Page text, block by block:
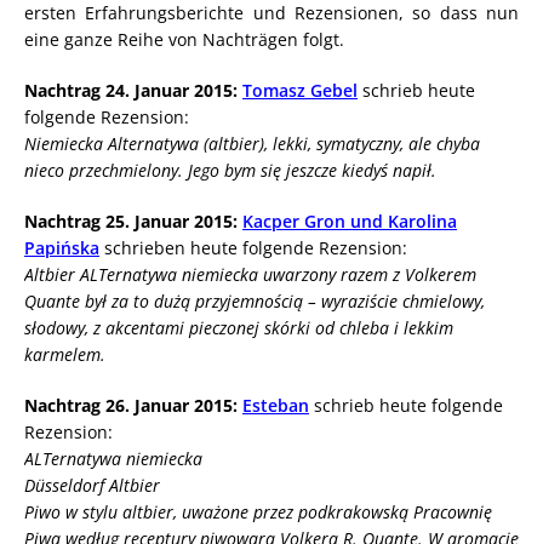
ersten Erfahrungsberichte und Rezensionen, so dass nun
eine ganze Reihe von Nachträgen folgt.
Nachtrag 24. Januar 2015: Tomasz Gebel schrieb heute
folgende Rezension:
Niemiecka Alternatywa (altbier), lekki, symatyczny, ale chyba
nieco przechmielony. Jego bym się jeszcze kiedyś napił.
Nachtrag 25. Januar 2015: Kacper Gron und Karolina
Papińska schrieben heute folgende Rezension:
Altbier ALTernatywa niemiecka uwarzony razem z Volkerem
Quante był za to dużą przyjemnością – wyraziście chmielowy,
słodowy, z akcentami pieczonej skórki od chleba i lekkim
karmelem.
Nachtrag 26. Januar 2015: Esteban schrieb heute folgende
Rezension:
ALTernatywa niemiecka
Düsseldorf Altbier
Piwo w stylu altbier, uważone przez podkrakowską Pracownię
Piwa według receptury piwowara Volkera R. Quante. W aromacie